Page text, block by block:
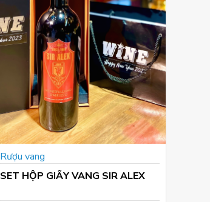
Rượu vang
SET HỘP GIẤY VANG SIR ALEX